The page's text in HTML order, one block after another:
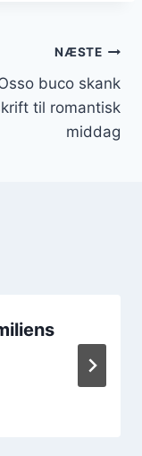
NÆSTE
buco skank
til romantisk
middag